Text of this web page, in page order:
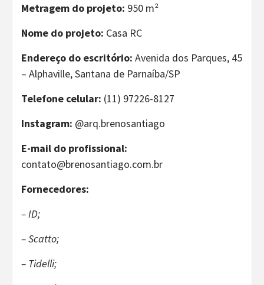
Metragem do projeto: 950 m²
Nome do projeto: Casa RC
Endereço do escritório: Avenida dos Parques, 45
– Alphaville, Santana de Parnaíba/SP
Telefone celular: (11) 97226-8127
Instagram: @arq.brenosantiago
E-mail do profissional:
contato@brenosantiago.com.br
Fornecedores:
– ID;
– ​​Scatto;
– Tidelli;